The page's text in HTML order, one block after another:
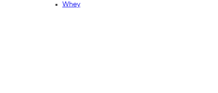
Whey